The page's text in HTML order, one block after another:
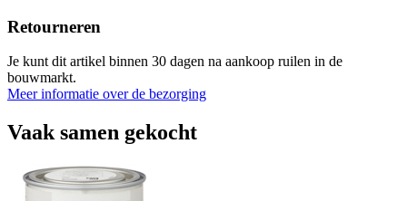
Retourneren
Je kunt dit artikel binnen 30 dagen na aankoop ruilen in de
bouwmarkt.
Meer informatie over de bezorging
Vaak samen gekocht